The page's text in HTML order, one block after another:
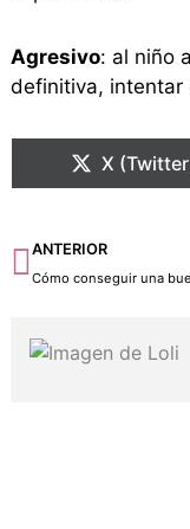
Agresivo: al niño
definitiva, intentar
X
Ant
ANTERIOR